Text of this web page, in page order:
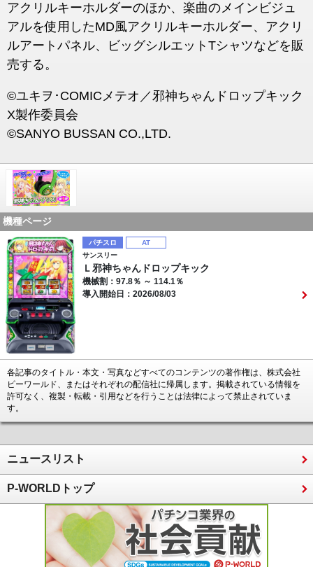
アクリルキーホルダーのほか、楽曲のメインビジュ
アルを使用したMD風アクリルキーホルダー、アクリ
ルアートパネル、ビッグシルエットTシャツなどを販
売する。
©ユキヲ･COMICメテオ／邪神ちゃんドロップキック
X製作委員会
©SANYO BUSSAN CO.,LTD.
機種ページ
パチスロ
AT
サンスリー
Ｌ邪神ちゃんドロップキック
機械割：97.8％ ～ 114.1％
導入開始日：2026/08/03
各記事のタイトル・本文・写真などすべてのコンテンツの著作権は、株式会社
ピーワールド、またはそれぞれの配信社に帰属します。掲載されている情報を
許可なく、複製・転載・引用などを行うことは法律によって禁止されていま
す。
ニュースリスト
P-WORLDトップ